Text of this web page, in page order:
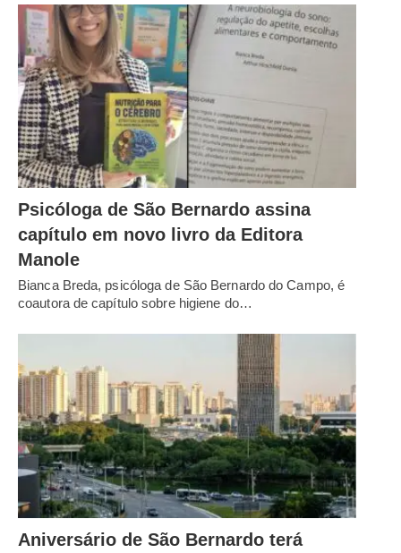
Psicóloga de São Bernardo assina
capítulo em novo livro da Editora
Manole
Bianca Breda, psicóloga de São Bernardo do Campo, é
coautora de capítulo sobre higiene do…
Aniversário de São Bernardo terá